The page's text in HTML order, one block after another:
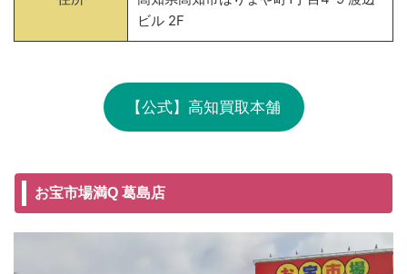
ビル 2F
【公式】高知買取本舗
お宝市場満Q 葛島店